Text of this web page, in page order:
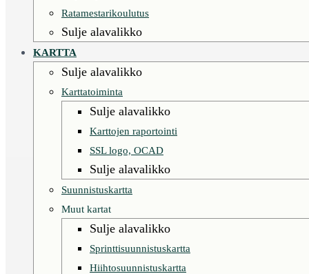
Ratamestarikoulutus
Sulje alavalikko
KARTTA
Sulje alavalikko
Karttatoiminta
Sulje alavalikko
Karttojen raportointi
SSL logo, OCAD
Sulje alavalikko
Suunnistuskartta
Muut kartat
Sulje alavalikko
Sprinttisuunnistuskartta
Hiihtosuunnistuskartta